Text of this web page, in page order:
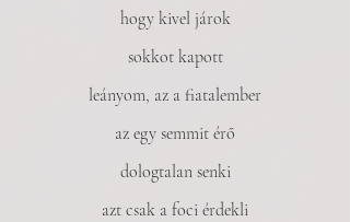
hogy kivel járok
sokkot kapott
leányom, az a fiatalember
az egy semmit érő
dologtalan senki
azt csak a foci érdekli